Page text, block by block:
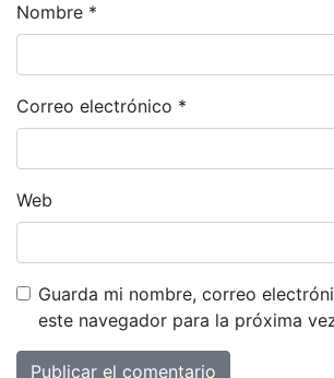
Nombre *
Correo electrónico *
Web
Guarda mi nombre, correo
este navegador para la próxima